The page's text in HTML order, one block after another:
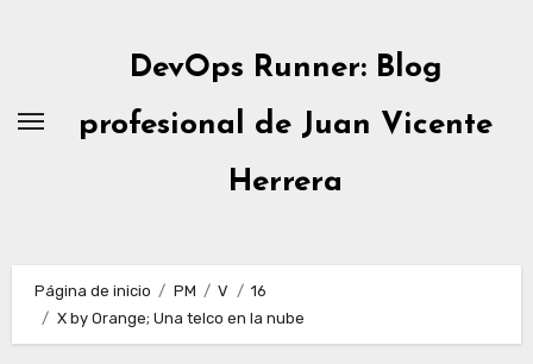
DevOps Runner: Blog
profesional de Juan Vicente
Herrera
Página de inicio PM V
16
X by Orange; Una telco en la nube